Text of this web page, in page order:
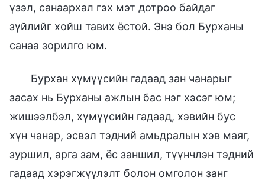
үзэл, санаархал гэх мэт дотроо байдаг
зүйлийг хойш тавих ёстой. Энэ бол Бурханы
санаа зорилго юм.
Бурхан хүмүүсийн гадаад зан чанарыг
засах нь Бурханы ажлын бас нэг хэсэг юм;
жишээлбэл, хүмүүсийн гадаад, хэвийн бус
хүн чанар, эсвэл тэдний амьдралын хэв маяг,
зуршил, арга зам, ёс заншил, түүнчлэн тэдний
гадаад хэрэгжүүлэлт болон омголон занг